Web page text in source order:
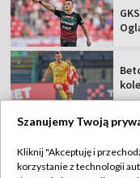
Szanujemy Twoją
Kliknij "Akceptuję i
korzystanie z technologii